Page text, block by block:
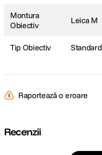
Montura
Obiectiv
Leica M
Tip Obiectiv Standard
Raportează o eroare
Recenzii